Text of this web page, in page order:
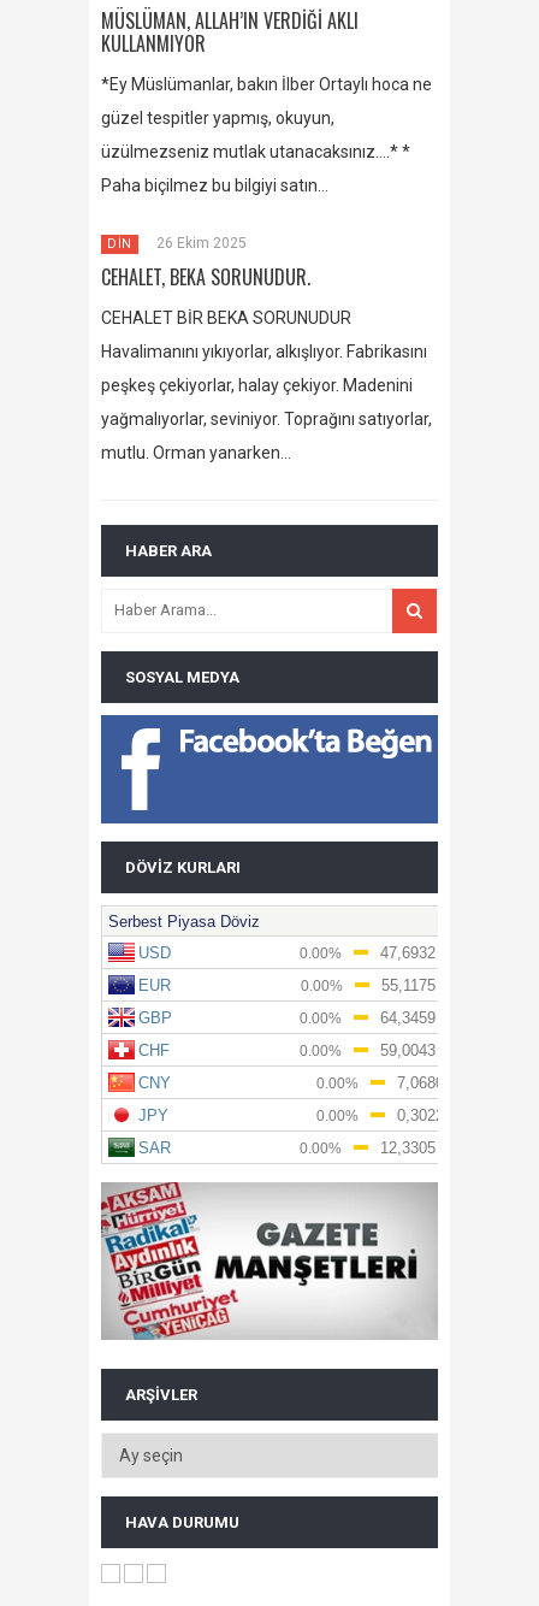
MÜSLÜMAN, ALLAH’IN VERDİĞİ AKLI
KULLANMIYOR
*Ey Müslümanlar, bakın İlber Ortaylı hoca ne
güzel tespitler yapmış, okuyun,
üzülmezseniz mutlak utanacaksınız….* *
Paha biçilmez bu bilgiyi satın…
DİN 26 Ekim 2025
CEHALET, BEKA SORUNUDUR.
CEHALET BİR BEKA SORUNUDUR
Havalimanını yıkıyorlar, alkışlıyor. Fabrikasını
peşkeş çekiyorlar, halay çekiyor. Madenini
yağmalıyorlar, seviniyor. Toprağını satıyorlar,
mutlu. Orman yanarken…
HABER ARA
SOSYAL MEDYA
DÖVIZ KURLARI
ARŞIVLER
HAVA DURUMU